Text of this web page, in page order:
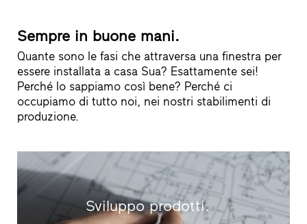
Sempre in buone mani.
Quante sono le fasi che attraversa una finestra per
essere installata a casa Sua? Esattamente sei!
Perché lo sappiamo così bene? Perché ci
occupiamo di tutto noi, nei nostri stabilimenti di
produzione.
Sviluppo prodotti.